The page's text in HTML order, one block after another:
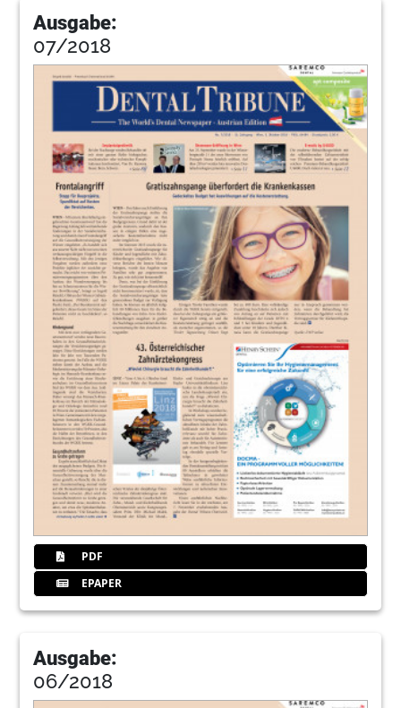
Ausgabe:
07/2018
PDF
EPAPER
Ausgabe:
06/2018